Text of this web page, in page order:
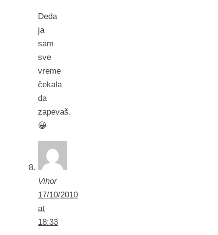
Deda
ja
sam
sve
vreme
čekala
da
zapevaš.
😀
Vihor
17/10/2010
at
18:33